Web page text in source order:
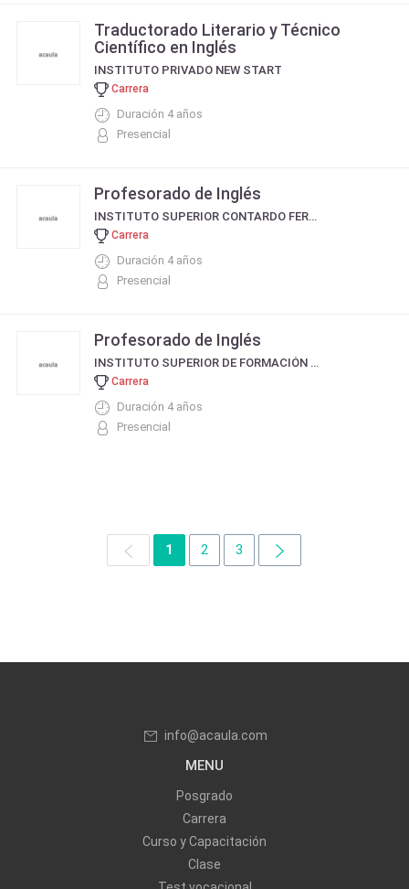
Traductorado Literario y Técnico
Científico en Inglés
INSTITUTO PRIVADO NEW START
Carrera
Duración 4 años
Presencial
Profesorado de Inglés
INSTITUTO SUPERIOR CONTARDO FERRINI
Carrera
Duración 4 años
Presencial
Profesorado de Inglés
INSTITUTO SUPERIOR DE FORMACIÓN DOCENTE DR.ANTONIO NORES
Carrera
Duración 4 años
Presencial
1 2 3
info@acaula.com
MENU
Posgrado
Carrera
Curso y Capacitación
Clase